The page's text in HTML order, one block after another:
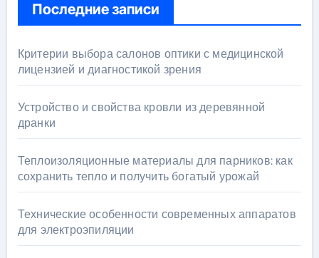
Последние записи
Критерии выбора салонов оптики с медицинской
лицензией и диагностикой зрения
Устройство и свойства кровли из деревянной
дранки
Теплоизоляционные материалы для парников: как
сохранить тепло и получить богатый урожай
Технические особенности современных аппаратов
для электроэпиляции